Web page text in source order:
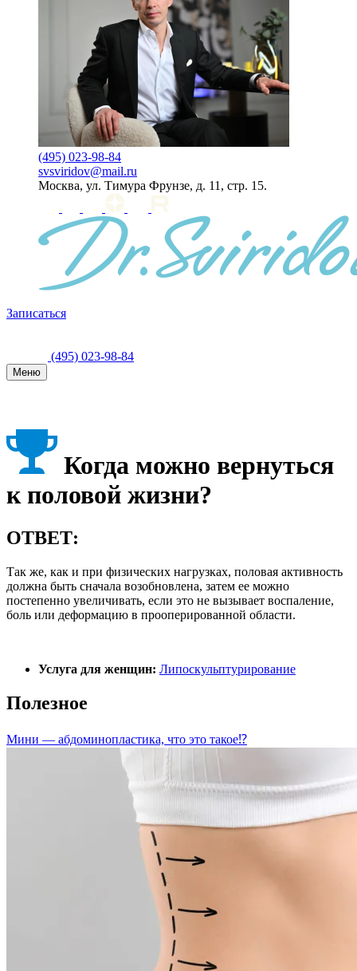
(495) 023-98-84
svsviridov@mail.ru
Москва, ул. Тимура Фрунзе, д. 11, стр. 15.
Записаться
(495) 023-98-84
Меню
Когда можно вернуться
к половой жизни?
ОТВЕТ:
Так же, как и при физических нагрузках, половая активность
должна быть сначала возобновлена, затем ее можно
постепенно увеличивать, если это не вызывает воспаление,
боль или деформацию в прооперированной области.
Услуга для женщин: Липоскульптурирование
Полезное
Мини — абдоминопластика, что это такое⁉️